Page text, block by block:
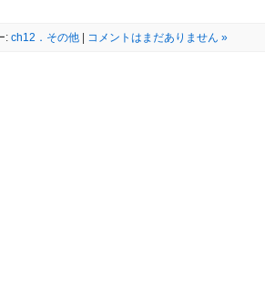
: ch12．その他| コメントはまだありません »